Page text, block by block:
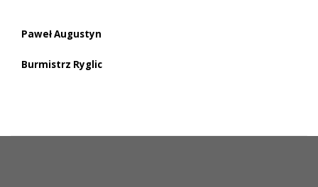
Paweł Augustyn
Burmistrz Ryglic